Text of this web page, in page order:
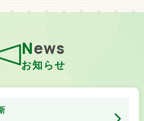
News
お知らせ